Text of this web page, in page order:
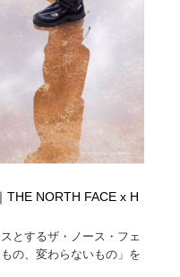
NORTH FACE x H
とするザ・ノース・フェ
の、変わらないもの」を